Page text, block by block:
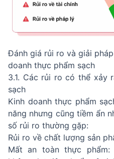
Đánh giá rủi ro và giải
doanh thực phẩm sạch
3.1. Các rủi ro có thể xảy
sạch
Kinh doanh thực phẩm
năng nhưng cũng tiềm ẩn
số rủi ro thường gặp:
Rủi ro về chất lượng sản
Mất an toàn thực phẩm: